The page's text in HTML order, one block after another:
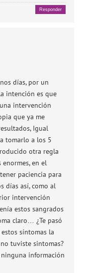
Responder
días, por un
intención es que
intervención
que ya me
Igual
tomarlo a los 5
otra regla
en el
paciencia para
días así, como al
intervención
estos sangrados
claro… ¿Te pasó
síntomas la
tuviste sintomas?
información